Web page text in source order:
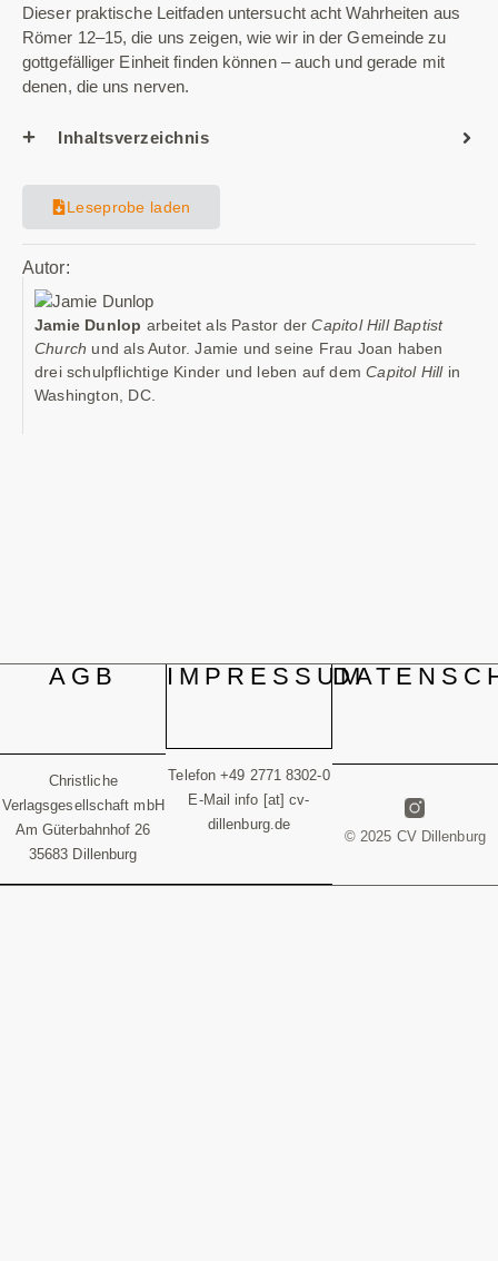
Dieser praktische Leitfaden untersucht acht Wahrheiten aus
Römer 12–15, die uns zeigen, wie wir in der Gemeinde zu
gottgefälliger Einheit finden können – auch und gerade mit
denen, die uns nerven.
Inhaltsverzeichnis
Leseprobe laden
Autor:
Jamie Dunlop arbeitet als Pastor derCapitol Hill Baptist
Church und als Autor. Jamie und seine Frau Joan haben
drei schulpflichtige Kinder und leben auf demCapitol Hillin
Washington, DC.
AGB
Christliche
Verlagsgesellschaft mbH
Am Güterbahnhof 26
35683 Dillenburg
IMPRESSUM
Telefon +49 2771 8302-0
E-Mail info [at] cv-
dillenburg.de
© 2025 CV Dillenburg